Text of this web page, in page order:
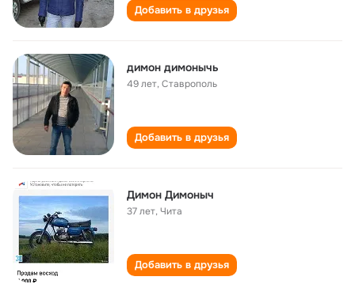
Добавить в друзья
димон димонычь
49 лет,Ставрополь
Добавить в друзья
Димон Димоныч
37 лет,Чита
Добавить в друзья